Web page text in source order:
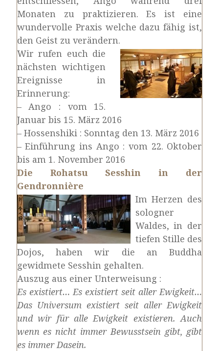
Monaten zu praktizieren. Es ist eine
wundervolle Praxis welche dazu fähig ist,
den Geist zu verändern.
Wir rufen euch die
nächsten wichtigen
Ereignisse in
Erinnerung:
– Ango : vom 15.
Januar bis 15. März 2016
– Hossenshiki : Sonntag den 13. März 2016
– Einführung ins Ango : vom 22. Oktober
bis am 1. November 2016
Die Rohatsu Sesshin in der
Gendronnière
Im Herzen des
sologner
Waldes, in der
tiefen Stille des
Dojos, haben wir die an Buddha
gewidmete Sesshin gehalten.
Auszug aus einer Unterweisung :
Es existiert… Es existiert seit aller Ewigkeit…
Das Universum existiert seit aller Ewigkeit
und wir für alle Ewigkeit existieren. Auch
wenn es nicht immer Bewusstsein gibt, gibt
es immer Dasein.